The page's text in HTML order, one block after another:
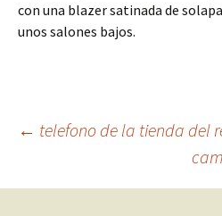
con una blazer satinada de
unos salones bajos.
de
← telefono de la tienda del